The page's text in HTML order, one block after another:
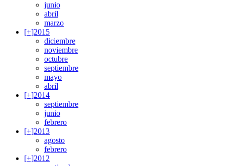
junio
abril
marzo
[+]2015
diciembre
noviembre
octubre
septiembre
mayo
abril
[+]2014
septiembre
junio
febrero
[+]2013
agosto
febrero
[+]2012